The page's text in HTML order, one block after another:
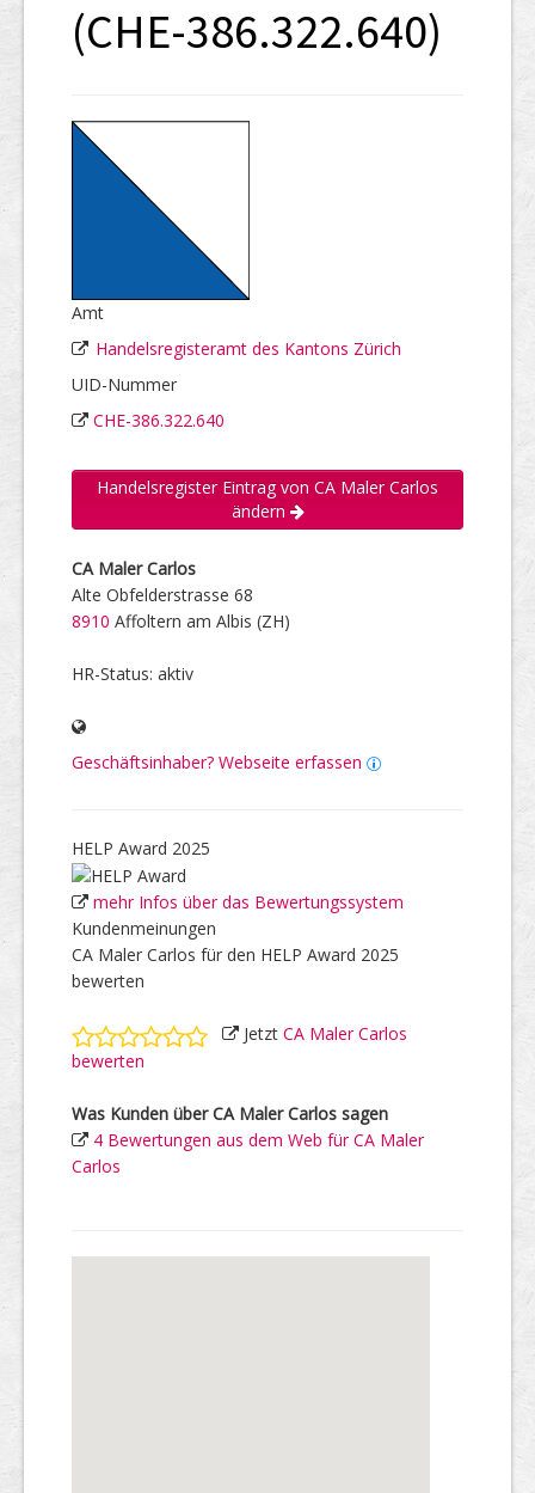
UID-Register
(CHE-386.322.640)
Amt
Handelsregisteramt des Kantons Zürich
UID-Nummer
CHE-386.322.640
Handelsregister Eintrag von CA Maler Carlos
ändern
CA Maler Carlos
Alte Obfelderstrasse 68
8910 Affoltern am Albis (ZH)
HR-Status: aktiv
Geschäftsinhaber? Webseite erfassen
HELP Award 2025
mehr Infos über das Bewertungssystem
Kundenmeinungen
CA Maler Carlos für den HELP Award 2025
bewerten
Jetzt CA Maler Carlos
bewerten
Was Kunden über CA Maler Carlos sagen
4 Bewertungen aus dem Web für CA Maler
Carlos